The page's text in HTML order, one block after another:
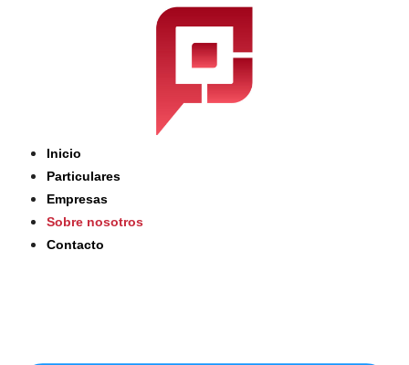
Inicio
Particulares
Empresas
Sobre nosotros
Contacto